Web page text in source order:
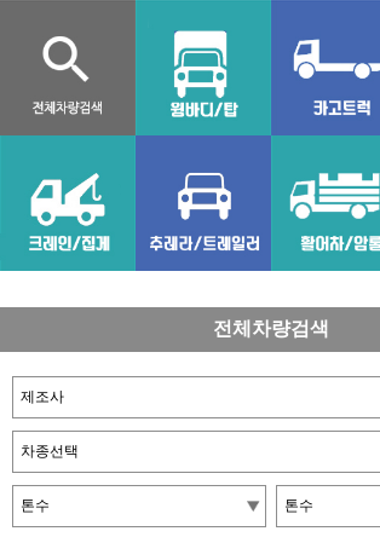
전체차량검색